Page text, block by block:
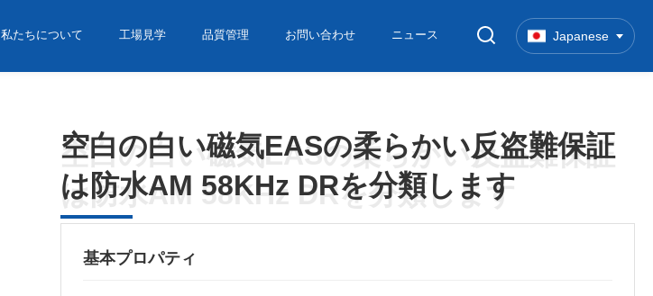
私たちについて 工場見学 品質管理 お問い合わせ ニュース Japanese
空白の白い磁気EASの柔らかい反盗難保証
は防水AM 58KHz DRを分類します
空白の白い磁気EASの柔らかい反盗難保証
は防水AM 58KHz DRを分類します
基本プロパティ